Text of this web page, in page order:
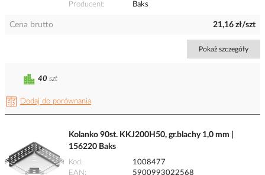
Producent
Baks
Cena brutto 21,16 zł/szt
Pokaż szczegóły
Dodaj do porównania
40 szt
Kolanko 90st. KKJ200H50, gr.blachy 1,0 mm |
156220 Baks
Kod
1008477
EAN
5900993022568